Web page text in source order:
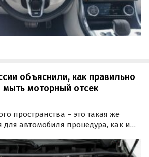
объяснили, как правильно
мыть моторный отсек
пространства – это такая же
автомобиля процедура, как и
и других узлов, к которым